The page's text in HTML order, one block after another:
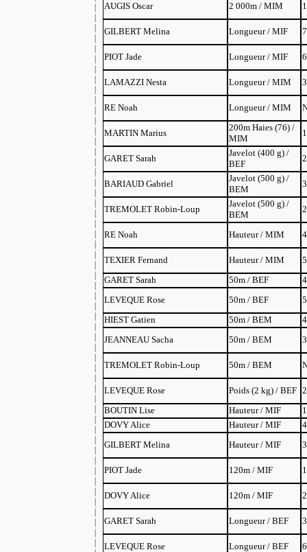
AUGIS Oscar 2 000m / MIM
GILBERT Melina Longueur / MIF
PIOT Jade Longueur / MIF
LAMAZZI Nesta Longueur / MIM
RE Noah Longueur / MIM
MARTIN Marius
200m Haies (76) /
MIM
GARET Sarah
Javelot (400 g) /
BEF
BARIAUD Gabriel
Javelot (500 g) /
BEM
TREMOLET Robin-Loup
Javelot (500 g) /
BEM
RE Noah Hauteur / MIM
TEXIER Fernand Hauteur / MIM
GARET Sarah
50m / BEF
LEVEQUE Rose
50m / BEF
HIEST Gatien
50m / BEM
JEANNEAU Sacha
50m / BEM
TREMOLET Robin-Loup 50m / BEM
LEVEQUE Rose Poids (2 kg) / BEF
BOUTIN Lise
Hauteur / MIF
DOVY Alice
Hauteur / MIF
GILBERT Melina
Hauteur / MIF
PIOT Jade 120m / MIF
DOVY Alice 120m / MIF
GARET Sarah Longueur / BEF
LEVEQUE Rose Longueur / BEF